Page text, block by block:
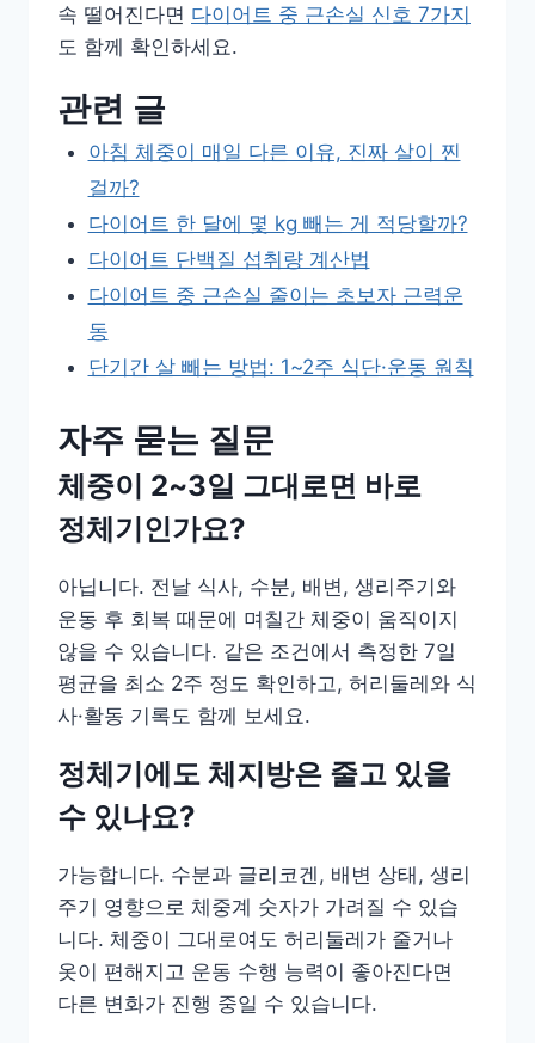
속 떨어진다면 다이어트 중 근손실 신호 7가지
도 함께 확인하세요.
관련 글
아침 체중이 매일 다른 이유, 진짜 살이 찐
걸까?
다이어트 한 달에 몇 kg 빼는 게 적당할까?
다이어트 단백질 섭취량 계산법
다이어트 중 근손실 줄이는 초보자 근력운
동
단기간 살 빼는 방법: 1~2주 식단·운동 원칙
자주 묻는 질문
체중이 2~3일 그대로면 바로
정체기인가요?
아닙니다. 전날 식사, 수분, 배변, 생리주기와
운동 후 회복 때문에 며칠간 체중이 움직이지
않을 수 있습니다. 같은 조건에서 측정한 7일
평균을 최소 2주 정도 확인하고, 허리둘레와 식
사·활동 기록도 함께 보세요.
정체기에도 체지방은 줄고 있을
수 있나요?
가능합니다. 수분과 글리코겐, 배변 상태, 생리
주기 영향으로 체중계 숫자가 가려질 수 있습
니다. 체중이 그대로여도 허리둘레가 줄거나
옷이 편해지고 운동 수행 능력이 좋아진다면
다른 변화가 진행 중일 수 있습니다.